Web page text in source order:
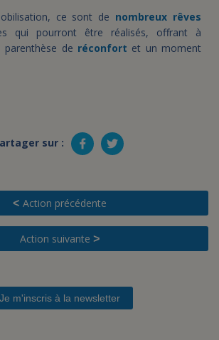
ce sont de nombreux rêves
qui pourront être réalisés, offrant à
parenthèse de réconfort et un moment
sur :
< Action précédente
Action suivante >
Je m'inscris à la newsletter